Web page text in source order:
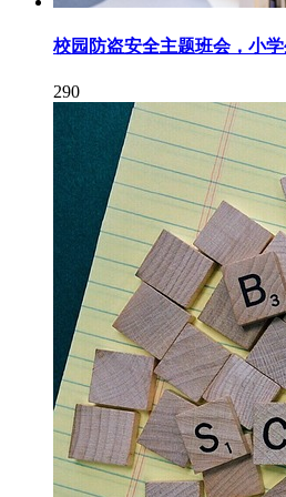
校园防盗安全主题班会，小
290